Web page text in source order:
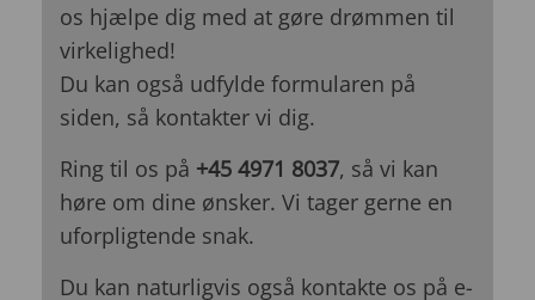
os hjælpe dig med at gøre drømmen til
virkelighed!
Du kan også udfylde formularen på
siden, så kontakter vi dig.
Ring til os på +45 4971 8037, så vi kan
høre om dine ønsker. Vi tager gerne en
uforpligtende snak.
Du kan naturligvis også kontakte os på e-